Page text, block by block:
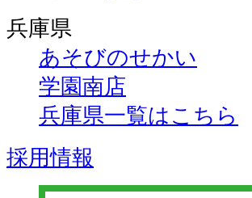
兵庫県
あそびのせかい
学園南店
兵庫県一覧はこちら
採用情報